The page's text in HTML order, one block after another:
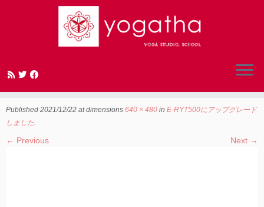
content
Published 2021/12/22 at dimensions 640 × 480 in E-RYT500にアップグレード
しました.
← Previous Next →